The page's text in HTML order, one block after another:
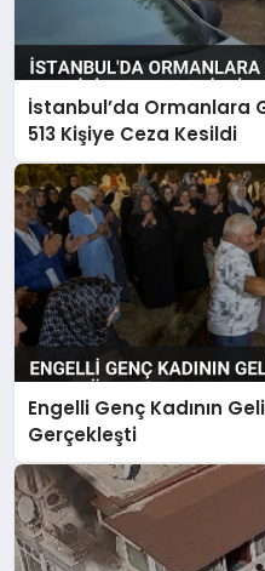
İstanbul’da Ormanlara
513 Kişiye Ceza Kesildi
Engelli Genç Kadının
Gerçekleşti